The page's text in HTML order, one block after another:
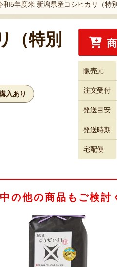
和5年度米 新潟県産コシヒカリ（特
（特別
入あり
販売元
注文受付
発送目安
発送時期
宅配便
の他の商品もご検討